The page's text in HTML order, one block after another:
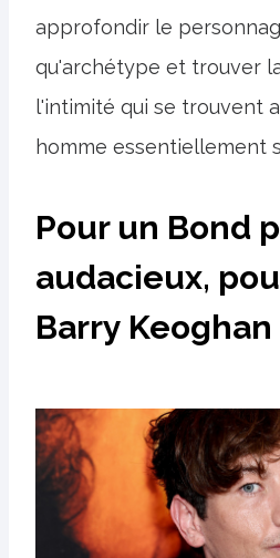
approfondir le
qu'archétype et trouver
l'intimité qui se trouvent
homme essentiellement
Pour un Bond
audacieux,
Barry Keoghan